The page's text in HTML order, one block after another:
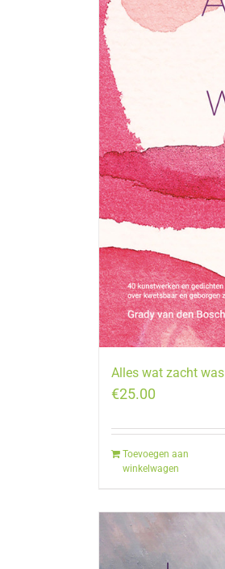
Alles wat zacht was
€25.00
Toevoegen aan
winkelwagen